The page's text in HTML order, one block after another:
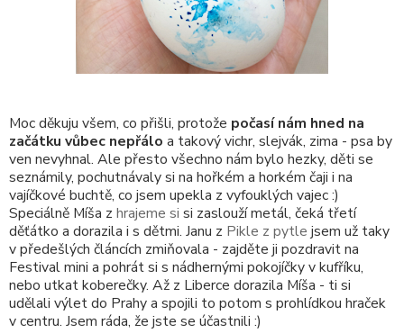
Moc děkuju všem, co přišli, protože počasí nám hned na
začátku vůbec nepřálo a takový vichr, slejvák, zima - psa by
ven nevyhnal. Ale přesto všechno nám bylo hezky, děti se
seznámily, pochutnávaly si na hořkém a horkém čaji i na
vajíčkové buchtě, co jsem upekla z vyfouklých vajec :)
Speciálně Míša z hrajeme si si zaslouží metál, čeká třetí
děťátko a dorazila i s dětmi. Janu z Pikle z pytle jsem už taky
v předešlých článcích zmiňovala - zajděte ji pozdravit na
Festival mini a pohrát si s nádhernými pokojíčky v kufříku,
nebo utkat koberečky. Až z Liberce dorazila Míša - ti si
udělali výlet do Prahy a spojili to potom s prohlídkou hraček
v centru. Jsem ráda, že jste se účastnili :)